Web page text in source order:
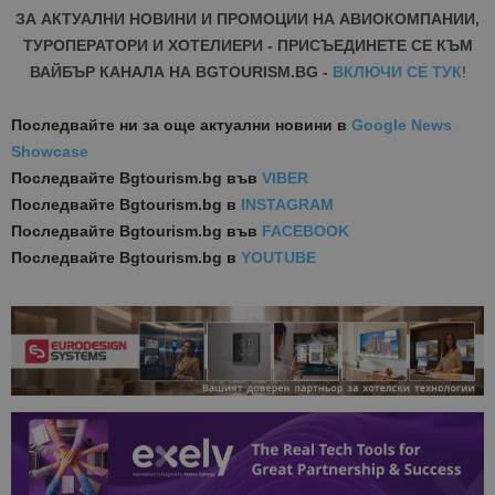
ЗА АКТУАЛНИ НОВИНИ И ПРОМОЦИИ НА АВИОКОМПАНИИ,
ТУРОПЕРАТОРИ И ХОТЕЛИЕРИ - ПРИСЪЕДИНЕТЕ СЕ КЪМ
ВАЙБЪР КАНАЛА НА BGTOURISM.BG - ВКЛЮЧИ СЕ ТУК!
Последвайте ни за още актуални новини в Google News
Showcase
Последвайте Bgtourism.bg във VIBER
Последвайте Bgtourism.bg в INSTAGRAM
Последвайте Bgtourism.bg във FACEBOOK
Последвайте Bgtourism.bg в YOUTUBE